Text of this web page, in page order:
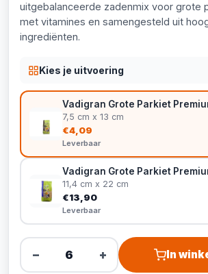
uitgebalanceerde zadenmix voor grote
met vitamines en samengesteld uit
ingrediënten.
Kies je uitvoering
Vadigran Grote Parkiet
7,5 cm x 13 cm
€4,09
Leverbaar
Vadigran Grote Parkiet
11,4 cm x 22 cm
€13,90
Leverbaar
− + In